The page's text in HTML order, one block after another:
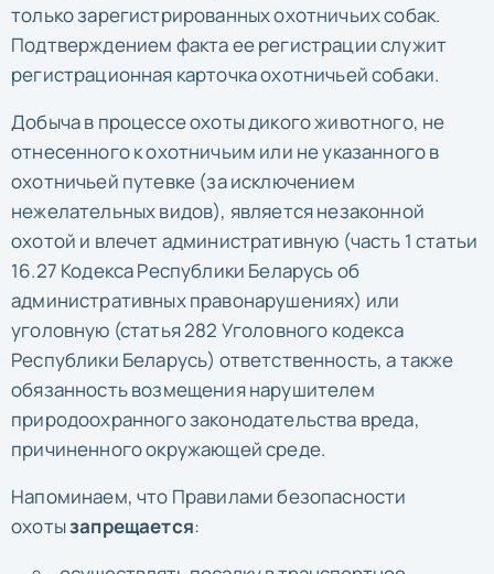
только зарегистрированных охотничьих собак.
Подтверждением факта ее регистрации служит
регистрационная карточка охотничьей собаки.
Добыча в процессе охоты дикого животного, не
отнесенного к охотничьим или не указанного в
охотничьей путевке (за исключением
нежелательных видов), является незаконной
охотой и влечет административную (часть 1 статьи
16.27 Кодекса Республики Беларусь об
административных правонарушениях) или
уголовную (статья 282 Уголовного кодекса
Республики Беларусь) ответственность, а также
обязанность возмещения нарушителем
природоохранного законодательства вреда,
причиненного окружающей среде.
Напоминаем, что Правилами безопасности
охотызапрещается: